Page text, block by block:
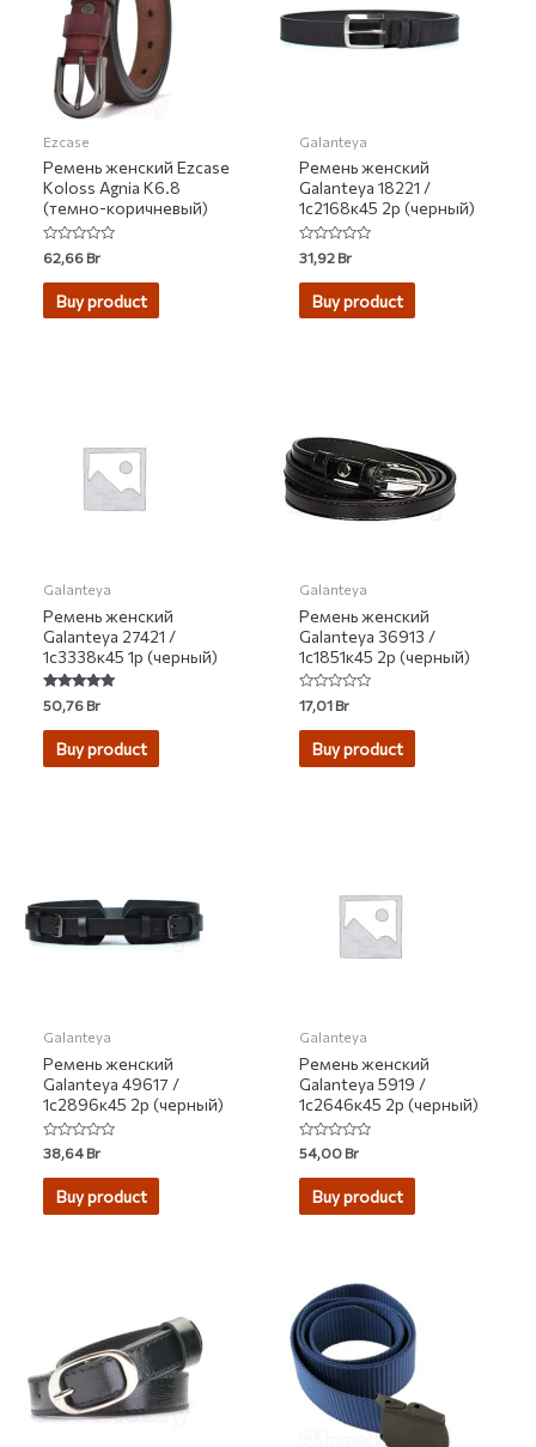
Ezcase
Ремень женский Ezcase
Koloss Agnia K6.8
(темно-коричневый)
Rated
0
out
62,66Br
Buy product
Galanteya
Ремень женский
Galanteya 18221 /
1с2168к45 2р (черный)
Rated
0
out
31,92Br
Buy product
Galanteya
Ремень женский
Galanteya 27421 /
1с3338к45 1р (черный)
Rated
5.00
out of 5
50,76Br
Buy product
Galanteya
Ремень женский
Galanteya 36913 /
1с1851к45 2р (черный)
Rated
0
out
17,01Br
Buy product
Galanteya
Ремень женский
Galanteya 49617 /
1с2896к45 2р (черный)
Rated
0
out
38,64Br
Buy product
Galanteya
Ремень женский
Galanteya 5919 /
1с2646к45 2р (черный)
Rated
0
out
54,00Br
Buy product